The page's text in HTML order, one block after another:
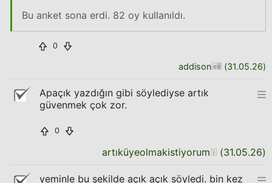
Bu anket sona erdi. 82 oy kullanıldı.
0
addison (31.05.26)
Apaçık yazdığın gibi söylediyse artık
güvenmek çok zor.
0
artıküyeolmakistiyorum (31.05.26)
yeminle bu şekilde açık açık söyledi. bin kez